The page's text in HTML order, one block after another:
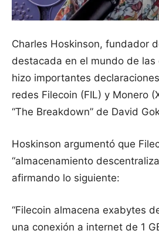
Charles Hoskinson, fundador
destacada en el mundo de las
hizo importantes
redes Filecoin (FIL) y Monero
“The Breakdown” de David
Hoskinson argumentó que
“almacenamiento
afirmando lo siguiente:
“Filecoin almacena exabytes
una conexión a internet de 1